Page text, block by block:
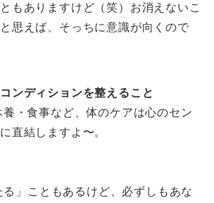
もありますけど（笑）お消えないこ
思えば、そっちに意識が向くので
ンディションを整えること
・食事など、体のケアは心のセン
直結しますよ〜。
」こともあるけど、必ずしもあな